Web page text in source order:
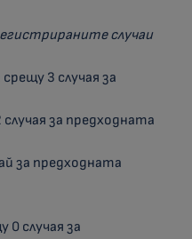
случаи
срещу 3 случая за
случая за предходната
за предходната
0 случая за